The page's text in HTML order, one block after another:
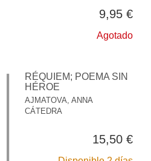
9,95 €
Agotado
RÉQUIEM; POEMA SIN
HÉROE
AJMATOVA, ANNA
CÁTEDRA
15,50 €